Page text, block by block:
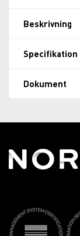
Beskrivning
Specifikation
Dokument